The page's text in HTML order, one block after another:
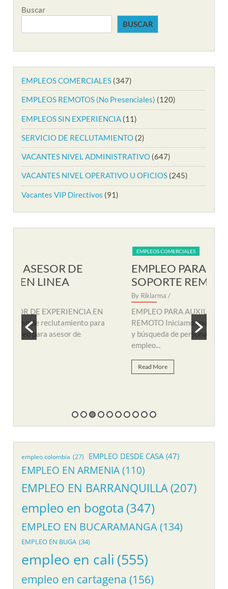
Buscar
BUSCAR
EMPLEOS COMERCIALES (347)
EMPLEOS REMOTOS (No Presenciales) (120)
EMPLEOS SIN EXPERIENCIA (11)
SERVICIO DE RECLUTAMIENTO (2)
VACANTES NIVEL ADMINISTRATIVO (647)
VACANTES NIVEL OPERATIVO U OFICIOS (245)
Vacantes VIP Directivos (91)
EMPLEO PARA AUXILIAR DE
SOPORTE REMOTO
EMPLEO PARA AUXILIAR DE SOPORTE
REMOTO Iniciamos nuevo proceso de consecución
y búsqueda de personal para suplir vacante de
empleo colombia (27) EMPLEO DESDE CASA (47)
EMPLEO EN ARMENIA (110)
EMPLEO EN BARRANQUILLA(207)
empleo en bogota (347)
EMPLEO EN BUCARAMANGA(134)
EMPLEO EN BUGA (34)
empleo en cali (555)
empleo en cartagena (156)